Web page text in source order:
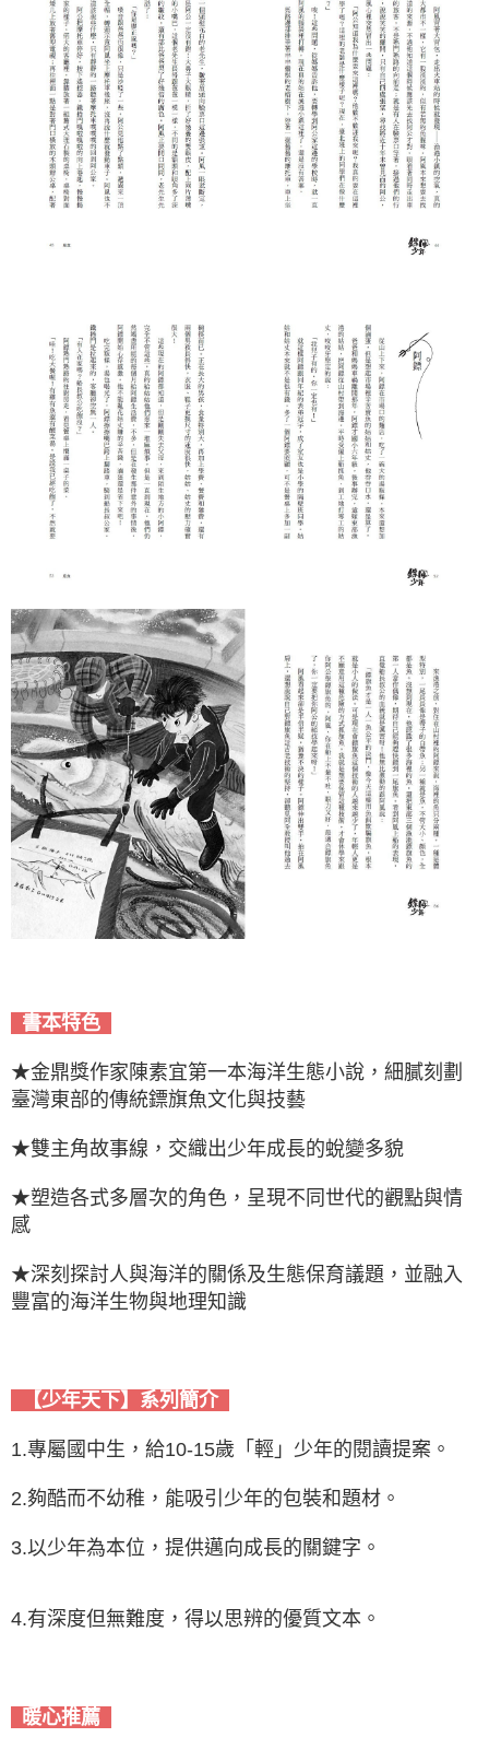
書本特色
★金鼎獎作家陳素宜第一本海洋生態小說，細膩刻劃
臺灣東部的傳統鏢旗魚文化與技藝
★雙主角故事線，交織出少年成長的蛻變多貌
★塑造各式多層次的角色，呈現不同世代的觀點與情
感
★深刻探討人與海洋的關係及生態保育議題，並融入
豐富的海洋生物與地理知識
【少年天下】系列簡介
1.專屬國中生，給10-15歲「輕」少年的閱讀提案。
2.夠酷而不幼稚，能吸引少年的包裝和題材。
3.以少年為本位，提供邁向成長的關鍵字。
4.有深度但無難度，得以思辨的優質文本。
暖心推薦